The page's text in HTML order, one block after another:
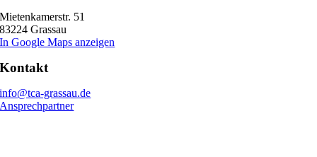
Mietenkamerstr. 51
83224 Grassau
In Google Maps anzeigen
Kontakt
info@tca-grassau.de
Ansprechpartner